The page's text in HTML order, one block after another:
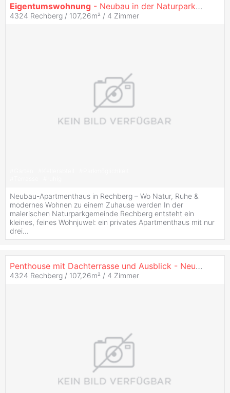
Eigentumswohnung - Neubau in der Naturparkgemeinde Rechberg
4324 Rechberg / 107,26m² / 4 Zimmer
Neubau-Apartmenthaus in Rechberg – Wo Natur, Ruhe &
modernes Wohnen zu einem Zuhause werden In der
malerischen Naturparkgemeinde Rechberg entsteht ein
kleines, feines Wohnjuwel: ein privates Apartmenthaus mit nur
drei...
Penthouse mit Dachterrasse und Ausblick - Neubau!
4324 Rechberg / 107,26m² / 4 Zimmer